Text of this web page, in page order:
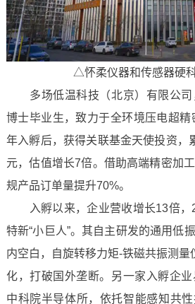
△怀柔仪器和传感器硬
多场低温科技（北京）有限公司
博士毕业生，致力于全环境压电超
年入孵后，获得关联基金天使投资，
元，估值增长7倍。借助高端精密加
规产品订单量提升70%。
入孵以来，企业营收增长13倍，
特新“小巨人”。其自主研发的通用低
内空白，自旋转移力矩-铁磁共振测量
化，打破国外垄断。另一家入孵企
中科院半导体所，依托智能感知共